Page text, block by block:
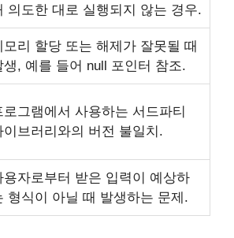
의도한 대로 실행되지 않는 경우.
모리 할당 또는 해제가 잘못될 때
생, 예를 들어 null 포인터 참조.
로그램에서 사용하는 서드파티
이브러리와의 버전 불일치.
용자로부터 받은 입력이 예상하
형식이 아닐 때 발생하는 문제.